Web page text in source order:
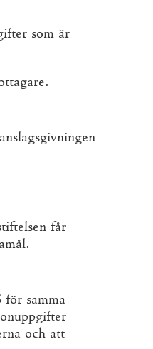
som är
får
samma
och att